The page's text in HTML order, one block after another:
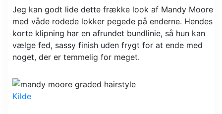
Jeg kan godt lide dette frække look af Mandy Moore
med våde rodede lokker pegede på enderne. Hendes
korte klipning har en afrundet bundlinie, så hun kan
vælge fed, sassy finish uden frygt for at ende med
noget, der er temmelig for meget.
Kilde